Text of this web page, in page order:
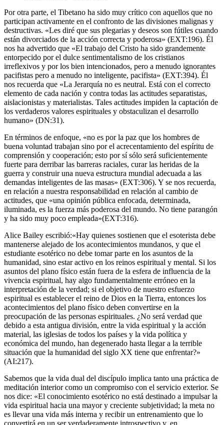
Por otra parte, el Tibetano ha sido muy crítico con aquellos que no
participan activamente en el confronto de las divisiones malignas y
destructivas. «Les diré que sus plegarias y deseos son fútiles cuando
están divorciados de la acción correcta y poderosa» (EXT:196). Él
nos ha advertido que «El trabajo del Cristo ha sido grandemente
entorpecido por el dulce sentimentalismo de los cristianos
irreflexivos y por los bien intencionados, pero a menudo ignorantes
pacifistas pero a menudo no inteligente, pacifista» (EXT:394). Él
nos recuerda que «La Jerarquía no es neutral. Está con el correcto
elemento de cada nación y contra todas las actitudes separatistas,
aislacionistas y materialistas. Tales actitudes impiden la captación de
los verdaderos valores espirituales y obstaculizan el desarrollo
humano» (DN:31).
En términos de enfoque, «no es por la paz que los hombres de
buena voluntad trabajan sino por el acrecentamiento del espíritu de
comprensión y cooperación; esto por sí sólo será suficientemente
fuerte para derribar las ba­rreras raciales, curar las heridas de la
guerra y construir una nue­va estructura mundial adecuada a las
demandas inteligentes de las masas» (EXT:306). Y se nos recuerda,
en relación a nuestra responsabilidad en relación al cambio de
actitudes, que «una opinión pública enfocada, determinada,
iluminada, es la fuerza más poderosa del mundo. No tiene parangón
y ha sido muy poco empleada»(EXT:316).
Alice Bailey escribió:«Hay quienes sostienen que el esoterista debe
mantenerse alejado de los acontecimientos mundanos, y que el
estudiante esotérico no debe tomar parte en los asuntos de la
humanidad, sino estar activo en los reinos espiritual y mental. Si los
asuntos del plano físico están fuera de la esfera de influencia de la
vivencia espiritual, hay algo fundamentalmente erróneo en la
interpretación de la verdad; si el objetivo de nuestro esfuerzo
espiritual es establecer el reino de Dios en la Tierra, entonces los
acontecimientos del plano físico deben convertirse en la
preocupación de las personas espirituales. ¿No será verdad que
debido a esta antigua división, entre la vida espiritual y la acción
material, las iglesias de todos los países y la vida política y
económica del mundo, han degenerado hasta llegar a la terrible
situación que la humanidad del siglo XX tiene que enfrentar?»
(AI:217).
Sabemos que la vida dual del discípulo implica tanto una práctica de
meditación interior como un compromiso con el servicio exterior. Se
nos dice: «El conocimiento esotérico no está destinado a impulsar la
vida espiritual hacia una mayor y creciente subjetividad; la meta no
es llevar una vida más interna y recibir un entrenamiento que lo
convertirá en un ser verdaderamente introspectivo y, en